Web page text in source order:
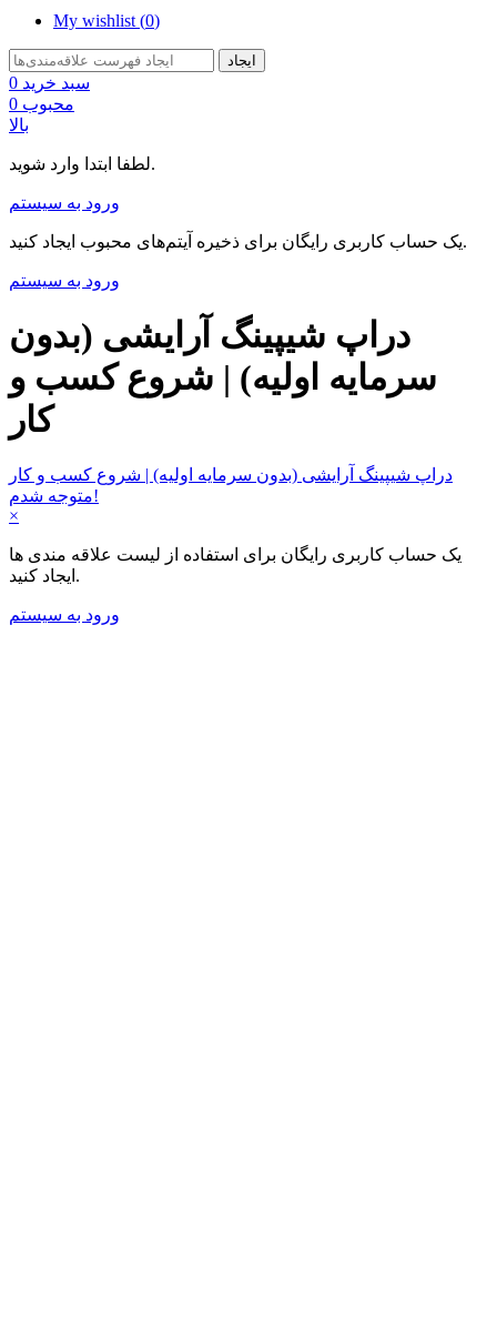
My wishlist (0)
ایجاد
سبد خرید 0
محبوب 0
بالا
لطفا ابتدا وارد شوید.
ورود به سیستم
یک حساب کاربری رایگان برای ذخیره آیتم‌های محبوب ایجاد کنید.
ورود به سیستم
دراپ شیپینگ آرایشی (بدون
سرمایه اولیه) | شروع کسب و
کار
دراپ شیپینگ آرایشی (بدون سرمایه اولیه) | شروع کسب و کار
متوجه شدم!
×
یک حساب کاربری رایگان برای استفاده از لیست علاقه مندی ها
ایجاد کنید.
ورود به سیستم